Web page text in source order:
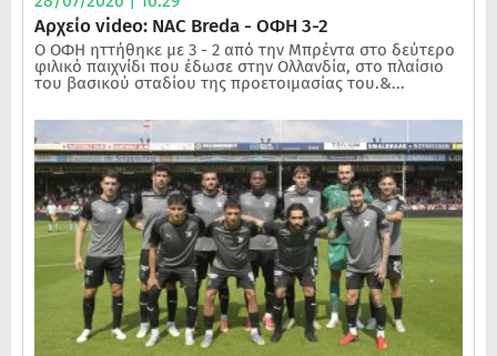
Αρχείο video: NAC Breda - ΟΦΗ 3-2
Ο ΟΦΗ ηττήθηκε με 3 - 2 από την Μπρέντα στο δεύτερο
φιλικό παιχνίδι που έδωσε στην Ολλανδία, στο πλαίσιο
του βασικού σταδίου της προετοιμασίας του.&...